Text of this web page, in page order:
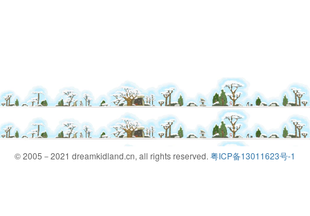
© 2005－2021 dreamkidland.cn, all rights reserved. 粤ICP备13011623号-1